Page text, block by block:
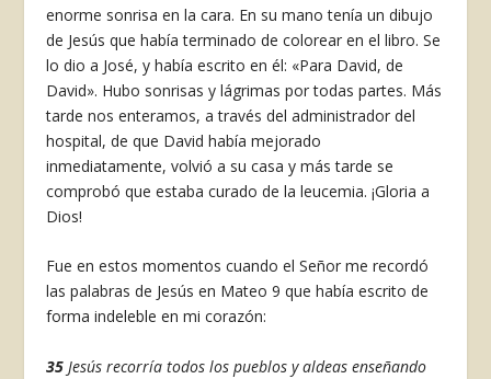
enorme sonrisa en la cara. En su mano tenía un dibujo
de Jesús que había terminado de colorear en el libro. Se
lo dio a José, y había escrito en él: «Para David, de
David». Hubo sonrisas y lágrimas por todas partes. Más
tarde nos enteramos, a través del administrador del
hospital, de que David había mejorado
inmediatamente, volvió a su casa y más tarde se
comprobó que estaba curado de la leucemia. ¡Gloria a
Dios!
Fue en estos momentos cuando el Señor me recordó
las palabras de Jesús en Mateo 9 que había escrito de
forma indeleble en mi corazón:
35 Jesús recorría todos los pueblos y aldeas enseñando